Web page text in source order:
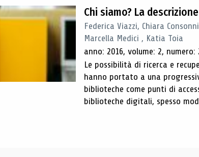
Chi siamo? La
Federica Viazzi, Chiara
Marcella Medici , Katia Toia
anno: 2016, volume: 2, numero:
Le possibilità di ricerca e
hanno portato a una
biblioteche come punti di
biblioteche digitali, spesso